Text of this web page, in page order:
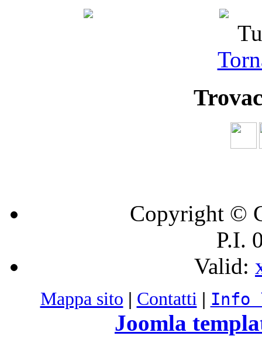
Copyright ©
P.I.
Valid:
Mappa sito | Contatti | Info
Joomla